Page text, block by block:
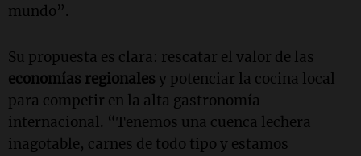
mundo”.
Su propuesta es clara: rescatar el valor de las
economías regionales y potenciar la cocina local
para competir en la alta gastronomía
internacional. “Tenemos una cuenca lechera
inagotable, carnes de todo tipo y estamos